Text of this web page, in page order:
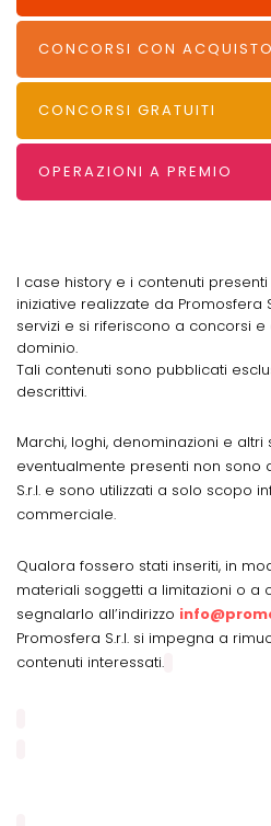
CONCORSI CON ACQUISTO
CONCORSI GRATUITI
OPERAZIONI A PREMIO
I case history e i contenuti
iniziative realizzate da Promosfera
servizi e si riferiscono a concorsi
dominio.
Tali contenuti sono pubblicati
descrittivi.
Marchi, loghi, denominazioni e altri
eventualmente presenti non sono
S.r.l. e sono utilizzati a solo scopo
commerciale.
Qualora fossero stati inseriti, in
materiali soggetti a limitazioni o a
segnalarlo all’indirizzo
Promosfera S.r.l. si impegna a
contenuti interessati.